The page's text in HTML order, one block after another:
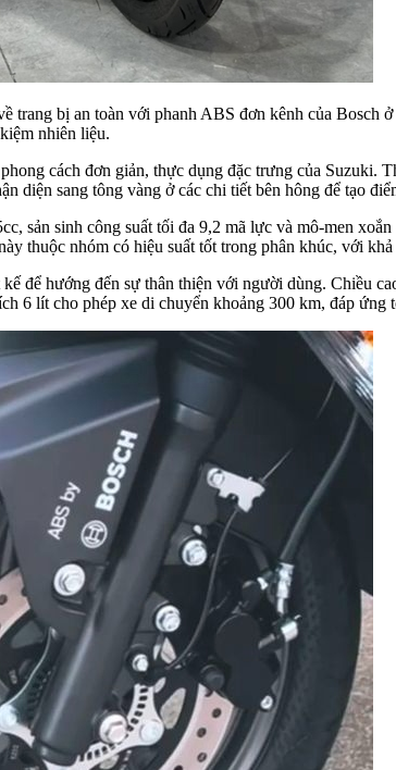
trang bị an toàn với phanh ABS đơn kênh của
nhiên liệu.
cách đơn giản, thực dụng đặc trưng của
diện sang tông vàng ở các chi tiết bên hông để tạo
sản sinh công suất tối đa 9,2 mã lực và mô-men
thuộc nhóm có hiệu suất tốt trong phân khúc, với
để hướng đến sự thân thiện với người dùng. Chiều
6 lít cho phép xe di chuyển khoảng 300 km, đáp